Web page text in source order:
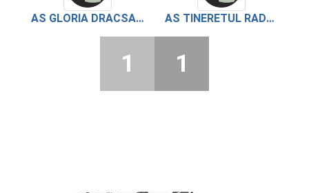
AS GLORIA DRACSANEI AS TINERETUL RADOIESTI
1 1